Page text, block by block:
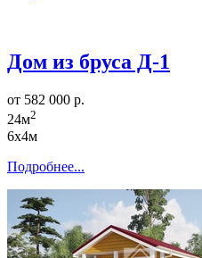
Дом из бруса Д-1
от 582 000 р.
24м2
6х4м
Подробнее...